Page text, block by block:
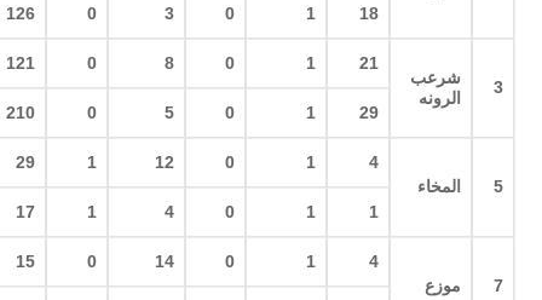
18
1
0
3
0
126
3
شرعب
الرونه
21
1
0
8
0
121
29
1
0
5
0
210
5 المخاء
4
1
0
12
1
29
1
1
0
4
1
17
7 موزع
4
1
0
14
0
15